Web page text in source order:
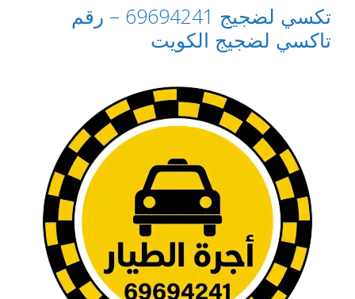
تكسي لضجيج 69694241 – رقم
تاكسي لضجيج الكويت